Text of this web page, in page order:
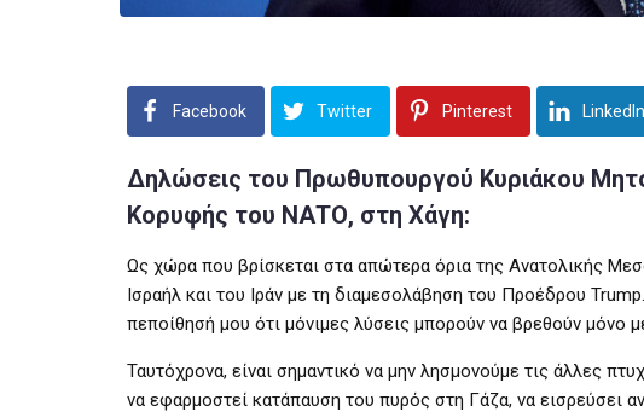
Facebook Twitter Pinterest LinkedIn
Δηλώσεις του Πρωθυπουργού Κυριάκου
Κορυφής του ΝΑΤΟ, στη Χάγη:
Ως χώρα που βρίσκεται στα απώτερα όρια της Ανατολικής
Ισραήλ και του Ιράν με τη διαμεσολάβηση του Προέδρου
πεποίθησή μου ότι μόνιμες λύσεις μπορούν να βρεθούν μόνο
Ταυτόχρονα, είναι σημαντικό να μην λησμονούμε τις άλλες
να εφαρμοστεί κατάπαυση του πυρός στη Γάζα, να εισρεύσει